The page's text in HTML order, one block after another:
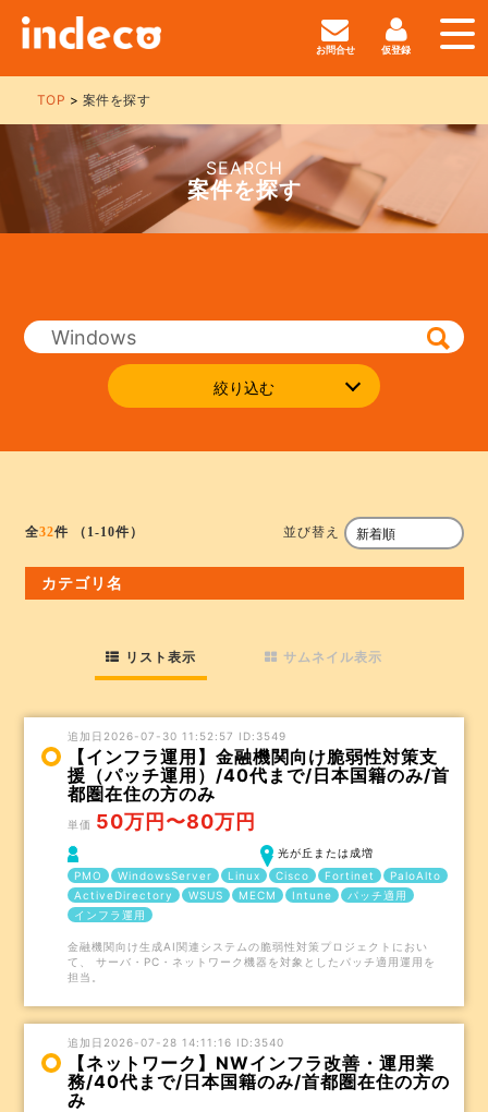
お問合せ 仮登録
TOP 案件を探す
SEARCH
案件を探す
絞り込む
全32件 （1-10件） 並び替え
カテゴリ名
リスト表示 サムネイル表示
追加日2026-07-30 11:52:57 ID:3549
【インフラ運用】金融機関向け脆弱性対策支
援（パッチ運用）/40代まで/日本国籍のみ/首
都圏在住の方のみ
単価 50万円〜80万円
光が丘または成増
PMO
WindowsServer Linux Cisco Fortinet
PaloAlto
ActiveDirectory
WSUS MECM Intune
パッチ適用
インフラ運用
金融機関向け生成AI関連システムの脆弱性対策プロジェクトにおい
て、 サーバ・PC・ネットワーク機器を対象としたパッチ適用運用を
担当。
追加日2026-07-28 14:11:16 ID:3540
【ネットワーク】NWインフラ改善・運用業
務/40代まで/日本国籍のみ/首都圏在住の方の
み